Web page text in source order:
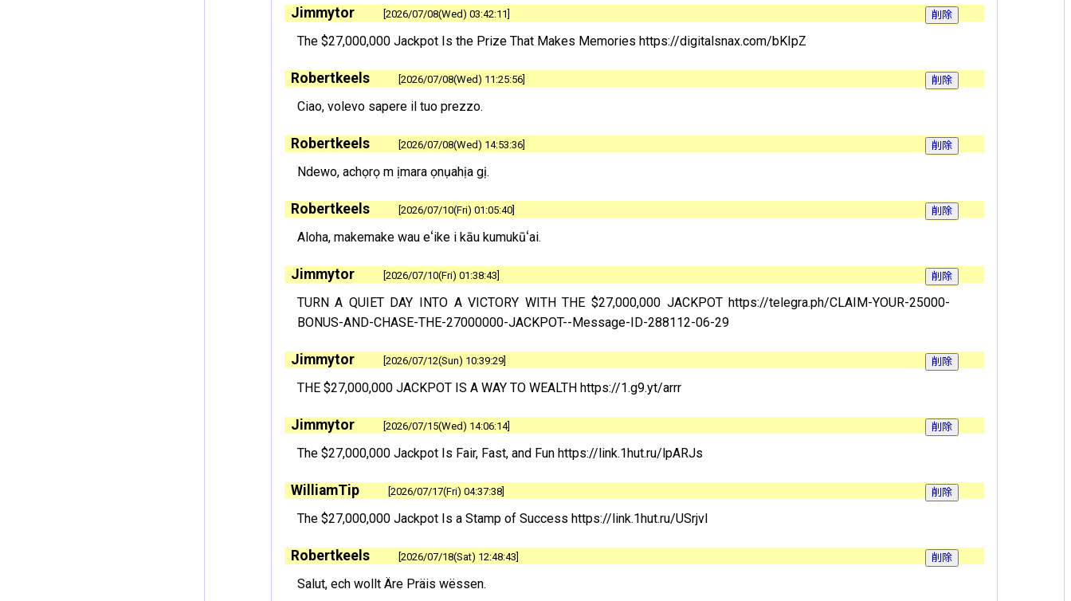
Jimmytor 2026/07/08(Wed) 03:42:11
The $27,000,000 Jackpot Is the Prize That Makes Memories https://digitalsnax.com/bKIpZ
Robertkeels 2026/07/08(Wed) 11:25:56
Ciao, volevo sapere il tuo prezzo.
Robertkeels 2026/07/08(Wed) 14:53:36
Ndewo, achọrọ m ịmara ọnụahịa gị.
Robertkeels 2026/07/10(Fri) 01:05:40
Aloha, makemake wau eʻike i kāu kumukūʻai.
Jimmytor 2026/07/10(Fri) 01:38:43
TURN A QUIET DAY INTO A VICTORY WITH THE $27,000,000 JACKPOT https://telegra.ph/CLAIM-YOUR-25000-
BONUS-AND-CHASE-THE-27000000-JACKPOT--Message-ID-288112-06-29
Jimmytor 2026/07/12(Sun) 10:39:29
THE $27,000,000 JACKPOT IS A WAY TO WEALTH https://1.g9.yt/arrr
Jimmytor 2026/07/15(Wed) 14:06:14
The $27,000,000 Jackpot Is Fair, Fast, and Fun https://link.1hut.ru/lpARJs
WilliamTip 2026/07/17(Fri) 04:37:38
The $27,000,000 Jackpot Is a Stamp of Success https://link.1hut.ru/USrjvl
Robertkeels 2026/07/18(Sat) 12:48:43
Salut, ech wollt Äre Präis wëssen.